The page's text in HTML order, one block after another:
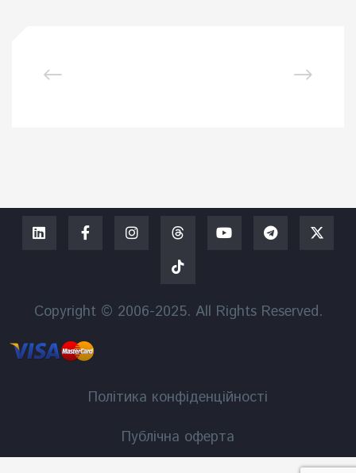
Copyright © 2006-2025. All Rights Reserved.
Політика конфіденційності
Публічна оферта